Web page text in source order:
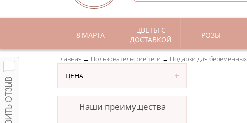
8 МАРТА
ЦВЕТЫ С
ДОСТАВКОЙ
РОЗЫ
Главная Пользовательские теги Подарки для беременных
ЦЕНА
Наши преимущества